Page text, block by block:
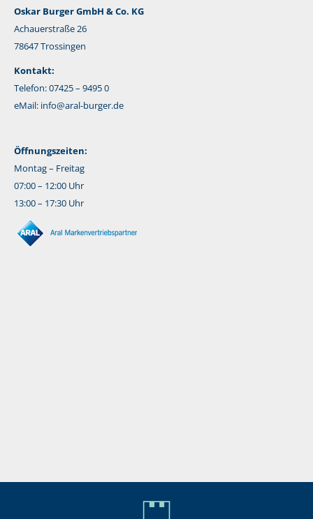
Oskar Burger GmbH & Co. KG
Achauerstraße 26
78647 Trossingen
Kontakt:
Telefon: 07425 – 9495 0
eMail: info@aral-burger.de
Öffnungszeiten:
Montag – Freitag
07:00 – 12:00 Uhr
13:00 – 17:30 Uhr